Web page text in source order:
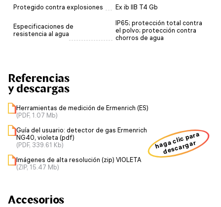
Protegido contra explosiones Ex ib IIB T4 Gb
Especificaciones de
resistencia al agua
IP65; protección total contra
el polvo; protección contra
chorros de agua
Referencias
y descargas
Herramientas de medición de Ermenrich (ES)
(PDF, 1.07 Mb)
Guía del usuario: detector de gas Ermenrich
NG40, violeta (pdf)
(PDF, 339.61 Kb)
Imágenes de alta resolución (zip) VIOLETA
(ZIP, 15.47 Mb)
haga clic para
descargar
Accesorios